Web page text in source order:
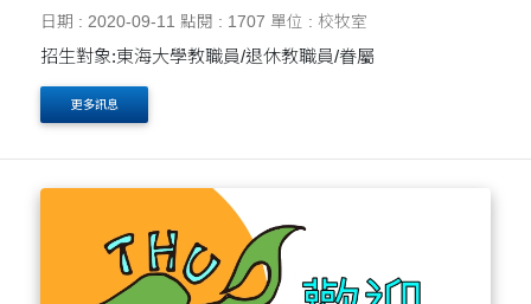
日期 : 2020-09-11 點閱 : 1707 單位 : 校牧室
招生對象:東海大學教職員/退休教職員/眷屬
更多訊息